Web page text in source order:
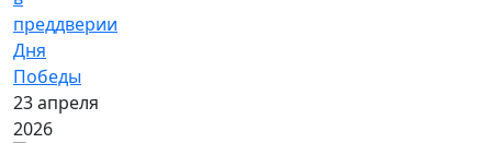
преддверии
Дня
Победы
23 апреля
2026